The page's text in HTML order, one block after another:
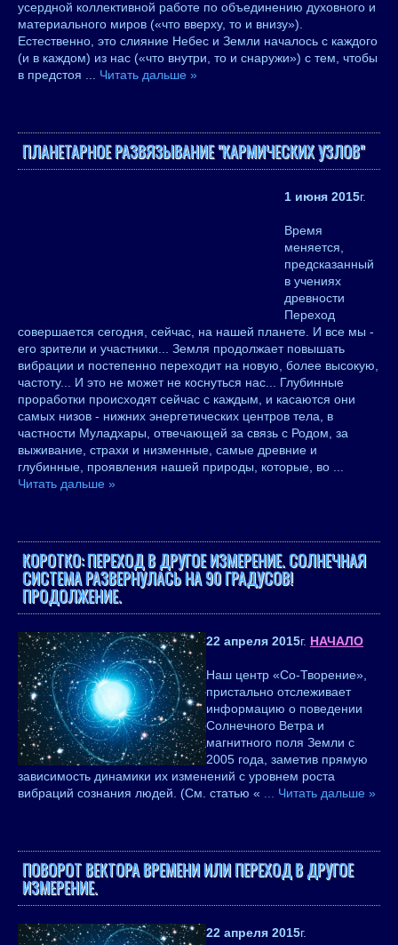
усердной коллективной работе по объединению духовного и
материального миров («что вверху, то и внизу»).
Естественно, это слияние Небес и Земли началось с каждого
(и в каждом) из нас («что внутри, то и снаружи») с тем, чтобы
в предстоя
Читать дальше »
ПЛАНЕТАРНОЕ РАЗВЯЗЫВАНИЕ "КАРМИЧЕСКИХ УЗЛОВ"
1 июня 2015г.
Время
меняется,
предсказанный
в учениях
древности
Переход
совершается сегодня, сейчас, на нашей планете. И все мы -
его зрители и участники... Земля продолжает повышать
вибрации и постепенно переходит на новую, более высокую,
частоту... И это не может не коснуться нас... Глубинные
проработки происходят сейчас с каждым, и касаются они
самых низов - нижних энергетических центров тела, в
частности Муладхары, отвечающей за связь с Родом, за
выживание, страхи и низменные, самые древние и
глубинные, проявления нашей природы, которые, во
Читать дальше »
КОРОТКО: ПЕРЕХОД В ДРУГОЕ ИЗМЕРЕНИЕ. СОЛНЕЧНАЯ
СИСТЕМА РАЗВЕРНУЛАСЬ НА 90 ГРАДУСОВ!
ПРОДОЛЖЕНИЕ.
22 апреля 2015г. НАЧАЛО
Наш центр «Со-Творение»,
пристально отслеживает
информацию о поведении
Солнечного Ветра и
магнитного поля Земли с
2005 года, заметив прямую
зависимость динамики их изменений с уровнем роста
вибраций сознания людей. (См. статью «
Читать дальше »
ПОВОРОТ ВЕКТОРА ВРЕМЕНИ ИЛИ ПЕРЕХОД В ДРУГОЕ
ИЗМЕРЕНИЕ.
22 апреля 2015г.